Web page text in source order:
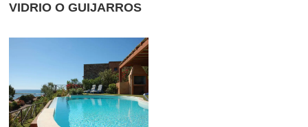
VIDRIO O GUIJARROS